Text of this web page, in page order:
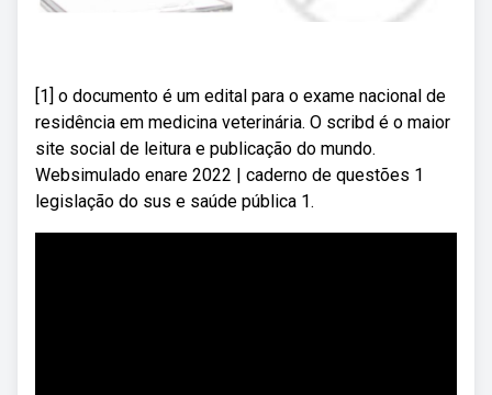
[1] o documento é um edital para o exame nacional de
residência em medicina veterinária. O scribd é o maior
site social de leitura e publicação do mundo.
Websimulado enare 2022 | caderno de questões 1
legislação do sus e saúde pública 1.